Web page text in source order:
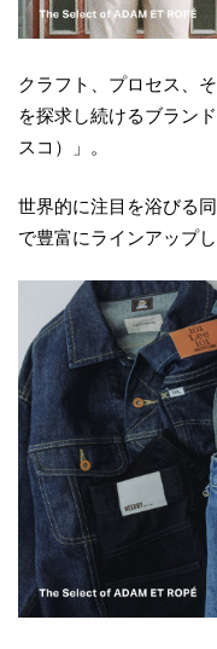
クラフト、プロセス、
を探求し続けるブラン
スコ）」。
世界的に注目を浴びる
で豊富にラインアップし